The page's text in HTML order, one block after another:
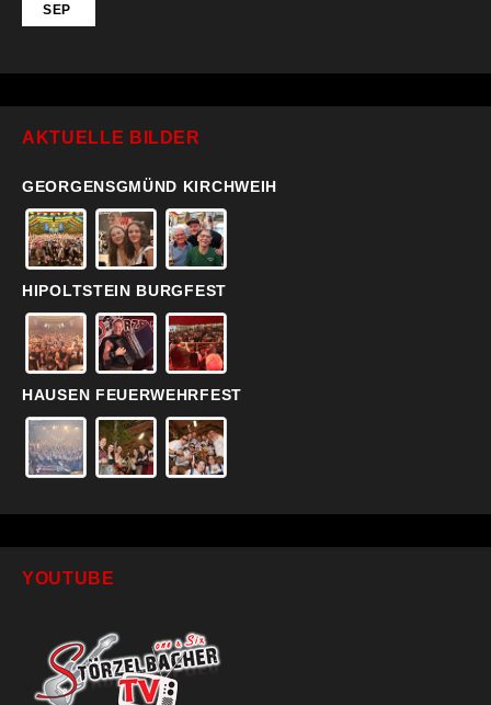
SEP
AKTUELLE BILDER
GEORGENSGMÜND KIRCHWEIH
HIPOLTSTEIN BURGFEST
HAUSEN FEUERWEHRFEST
YOUTUBE